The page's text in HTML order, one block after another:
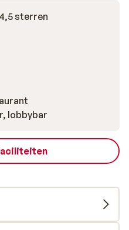
van een mooie wijn uit
het hotel. Ook staat dit
gastronomische keuken,
van de lekkerste,
regio.
sterren
lobbybar